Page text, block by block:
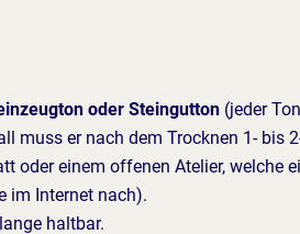
oder Steingutton (jeder
muss er nach dem Trocknen 1- bis
oder einem offenen Atelier, welche
im Internet nach).
haltbar.